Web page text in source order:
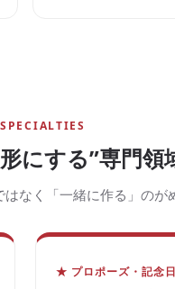
にする”専門領
なく「一緒に作る」のが
★ プロポーズ・記念日